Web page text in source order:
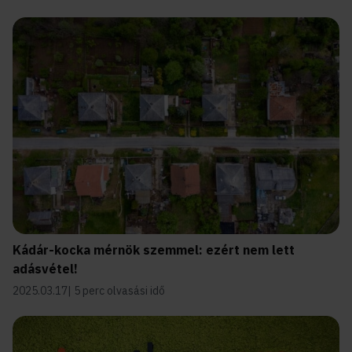
Kádár-kocka mérnök szemmel: ezért nem lett
adásvétel!
2025.03.17 5 perc olvasási idő